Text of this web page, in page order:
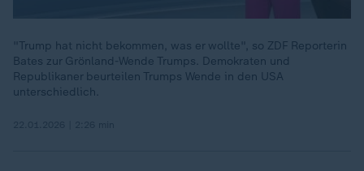
"Trump hat nicht bekommen, was er wollte", so ZDF Reporterin
Bates zur Grönland-Wende Trumps. Demokraten und
Republikaner beurteilen Trumps Wende in den USA
unterschiedlich.